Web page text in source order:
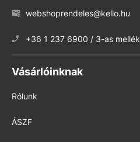
webshoprendeles@kello.hu
+36 1 237 6900 / 3-as mellék
Vásárlóinknak
Rólunk
ÁSZF